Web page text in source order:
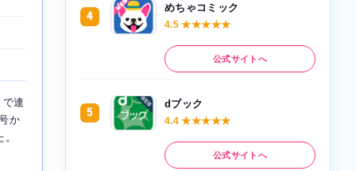
連
か
4
めちゃコミック
4.5 ★★★★★
公式サイトへ
5
dブック
4.4 ★★★★★
公式サイトへ